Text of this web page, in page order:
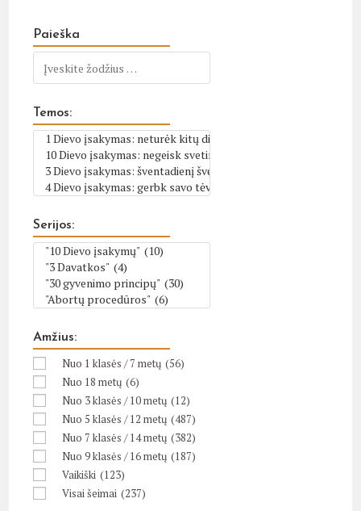
Paieška
Temos:
Serijos:
Amžius:
Nuo 1 klasės / 7 metų (56)
Nuo 18 metų (6)
Nuo 3 klasės / 10 metų (12)
Nuo 5 klasės / 12 metų (487)
Nuo 7 klasės / 14 metų (382)
Nuo 9 klasės / 16 metų (187)
Vaikiški (123)
Visai šeimai (237)